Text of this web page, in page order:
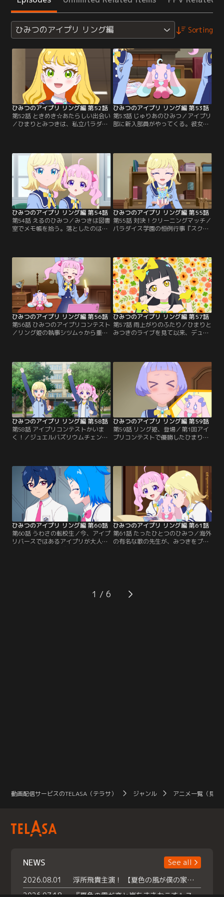
ひみつのアイプリ リング編 Sorting
ひみつのアイプリ リング編 第52話
第52話 ときめき☆あたらしい出会い
／ひまりとみつきは、私立パラダイ
んの姿で学園生活を楽しんでいる。
そんな中、ひまりとみつきはアイプ
リ部で話題になっている人気のアイ
プリモデルに会いに、アイプリバー
スへバースイン。パシャリングスタ
ジオで…。
ひみつのアイプリ リング編 第53話
第53話 じゅりあのひみつ／アイプリ
部に新入部員がやってくる。彼女の
ブを見て心がときめき、入部を決め
たらしい。だけど、完璧に歌えるま
でライブはやれないと言うじゅり
あ。ひまりとみつきはじゅりあの本
心が知りたくて、パシャリングを教
えてもらうことに。
ひみつのアイプリ リング編 第54話
第54話 えるのひみつ／みつきは図書
室でメモ帳を拾う。落としたのは、
小説家だと知るみつき。一方、大人
しい性格のえると正反対のじゅりあ
は、同じ部屋で暮らしているがケン
カばかり。えるに嫌われているんじ
ゃ……と落ち込んでしまう。それを
聞いたみつきは…。
ひみつのアイプリ リング編 第55話
第55話 対決！クリーニングマッチ／
パラダイス学園の恒例行事『スクー
のチームになって競い合うことに。
一方、それぞれ別のチームのリーダ
ーになったものの、てのひらぬいぐ
るみの「プリうさ」「プリねこ」と
一緒に、仲良く掃除を進めていくひ
まりとみつき。だが…。
ひみつのアイプリ リング編 第56話
第56話 ひみつのアイプリコンテスト
／リング姫の執事シツムゥから重大
させる世界一のアイプリを決めるコ
ンテスト。優勝した者には、エター
ナルコーデが与えられるらしい。出
場資格を手にするには、『リングゲ
ージ』をいっぱいにしなくてはいけ
ない。しかし…。
ひみつのアイプリ リング編 第57話
第57話 雨上がりのふたり／ひまりと
みつきのライブを見て以来、デュオ
葉に勇気をもらったえるは、じゅり
あをデュオに誘おうとする。だが、
じゅりあはすでに別のアイプリから
誘いを受けていた。嬉しそうなじゅ
りあを見たえるはショックを受けて
ひみつのアイプリ リング編 第58話
第58話 アイプリコンテストかいま
く！／ジュエルバズリウムチェンジ
ばりすぎなみつきを心配したチィ
は、ひまりにアドバイスを送る。ひ
まりは、みつきの大好きなものばか
りを集めた『みつきちゃん大好きパ
ーティー』をひらいて元気づけよう
とする。
ひみつのアイプリ リング編 第59話
第59話 リング姫、登場／第1回アイ
プリコンテストで優勝したひまりと
し、いよいよリング姫のいる宮殿に
向かう。しかしリング姫に会えるの
は、このライブで姫に認められた者
だけ。ときめき全開でライブをする
ラブジュリエルの二人。ポッピンド
リーミンも…。
ひみつのアイプリ リング編 第60話
第60話 うわさの転校生／今、アイプ
リバースではあるアイプリが大人
気。すご腕のプロデューサーにプロ
らぼうで無口な態度ゆえ、周りから
怖がられるすばる。廊下を慌てて歩
ひみつのアイプリ リング編 第61話
第61話 たったひとつのひみつ／海外
の有名な歌の先生が、みつきをプロ
デュースしたいと言ってきた。チャ
してあげたい、と思っている。それ
以来、ひまりはみつきが心配しない
1
動画配信サービスのTELASA（テラサ） ジャンル アニメ一覧（見放
NEWS
See all
2026.08.01
浮所飛貴主演！ 【夏色の風が僕の家にやってきた】 本日よりテラサで独占配信スタート！